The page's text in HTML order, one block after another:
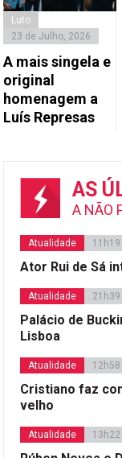
Luto
23 de Julho, 2026
A mais singela e
original
homenagem a
Luís Represas
AS
A NÃO
Atualidade 11h19
Ator Rui de Sá
Atualidade 21h39
Palácio de
Lisboa
Atualidade 12h58
Cristiano faz
velho
Atualidade 13h22